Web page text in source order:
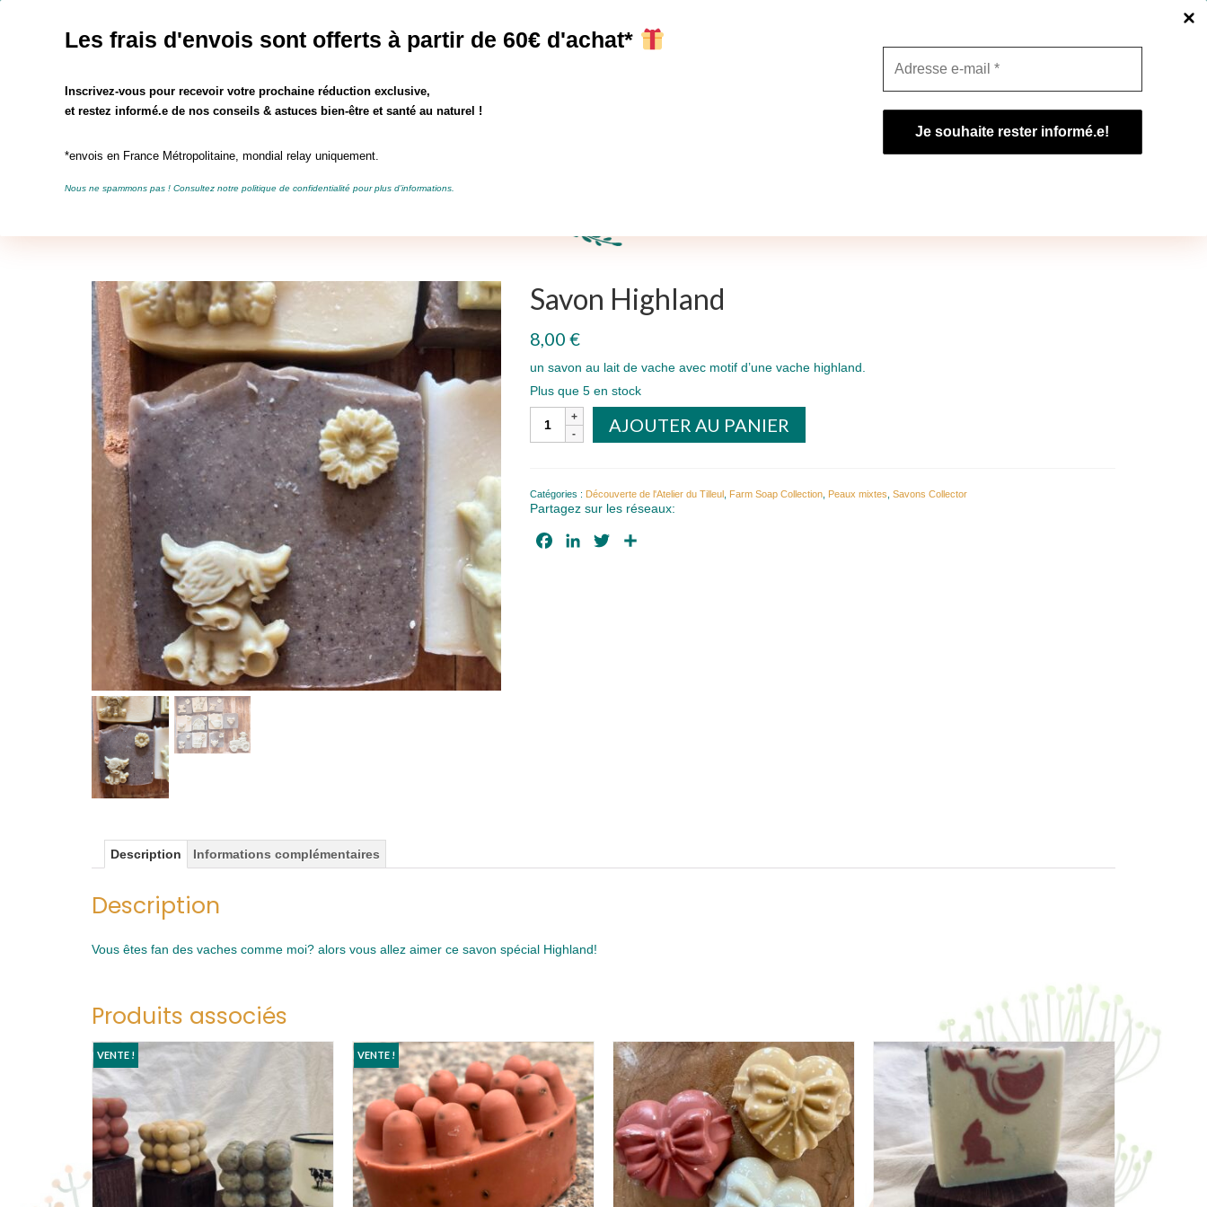
Boutique
Rechercher :
Savon Highland
8,00 €
un savon au lait de vache avec motif d’une vache highland.
Plus que 5 en stock
quantité
Savon
AJOUTER AU PANIER
Catégories : Découverte de l'Atelier du Tilleul, Farm Soap Collection, Peaux mixtes Savons Collector
Partagez sur les réseaux:
FacebookLinkedIn
Twitter
Description Informations complémentaires
Description
Vous êtes fan des vaches comme moi? alors vous allez aimer ce savon spécial Highland!
Les frais d'envois sont offerts à partir de 60€ d'achat*
Inscrivez-vous pour recevoir votre prochaine réduction exclusive,
et restez informé.e de nos conseils & astuces bien-être et santé au naturel !
*envois en France Métropolitaine, mondial relay uniquement.
Nous ne spammons pas ! Consultez notre politique de confidentialité pour plus d’informations.
Produits associés
VENTE ! VENTE !